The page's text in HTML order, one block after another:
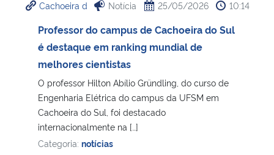
Cachoeira d Notícia 25/05/2026 10:14
Professor do campus de Cachoeira do Sul
é destaque em ranking mundial de
melhores cientistas
O professor Hilton Abílio Gründling, do curso de
Engenharia Elétrica do campus da UFSM em
Cachoeira do Sul, foi destacado
internacionalmente na […]
Categoria: notícias